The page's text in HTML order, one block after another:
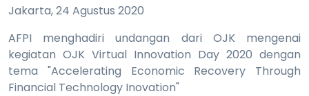
Jakarta, 24 Agustus 2020
AFPI menghadiri undangan dari OJK mengenai
kegiatan OJK Virtual Innovation Day 2020 dengan
tema "Accelerating Economic Recovery Through
Financial Technology Inovation"